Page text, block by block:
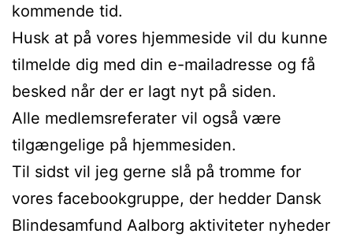
kommende tid.
Husk at på vores hjemmeside vil du kunne
tilmelde dig med din e-mailadresse og få
besked når der er lagt nyt på siden.
Alle medlemsreferater vil også være
tilgængelige på hjemmesiden.
Til sidst vil jeg gerne slå på tromme for
vores facebookgruppe, der hedder Dansk
Blindesamfund Aalborg aktiviteter nyheder